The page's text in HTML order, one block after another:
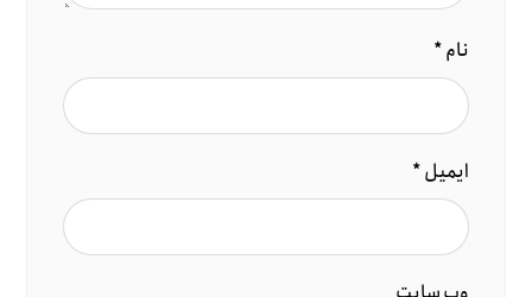
نام*
ایمیل*